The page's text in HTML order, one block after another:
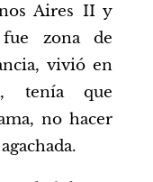
Aires II y
fue zona de
vivió en
tenía que
no hacer